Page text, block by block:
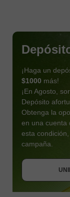
¡Haga un
$1000 más!
¡En Agosto,
Depósito
Obtenga la
en una cuenta
esta
campaña.